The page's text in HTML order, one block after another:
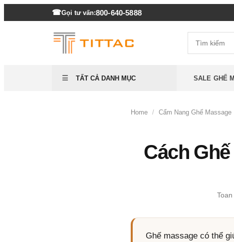
Gọi tư vấn:800-640-5888
TẤT CẢ DANH MỤC SALE GHẾ
Home / Cẩm Nang Ghế Massage
Cách
Ghế massage có thể